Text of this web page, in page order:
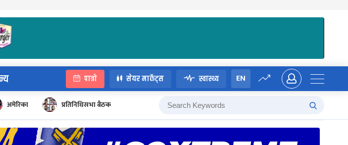
पात्रो सेयर मार्केट्स स्वास्थ्य EN
अमेरिका प्रतिनिधिसभा बैठक